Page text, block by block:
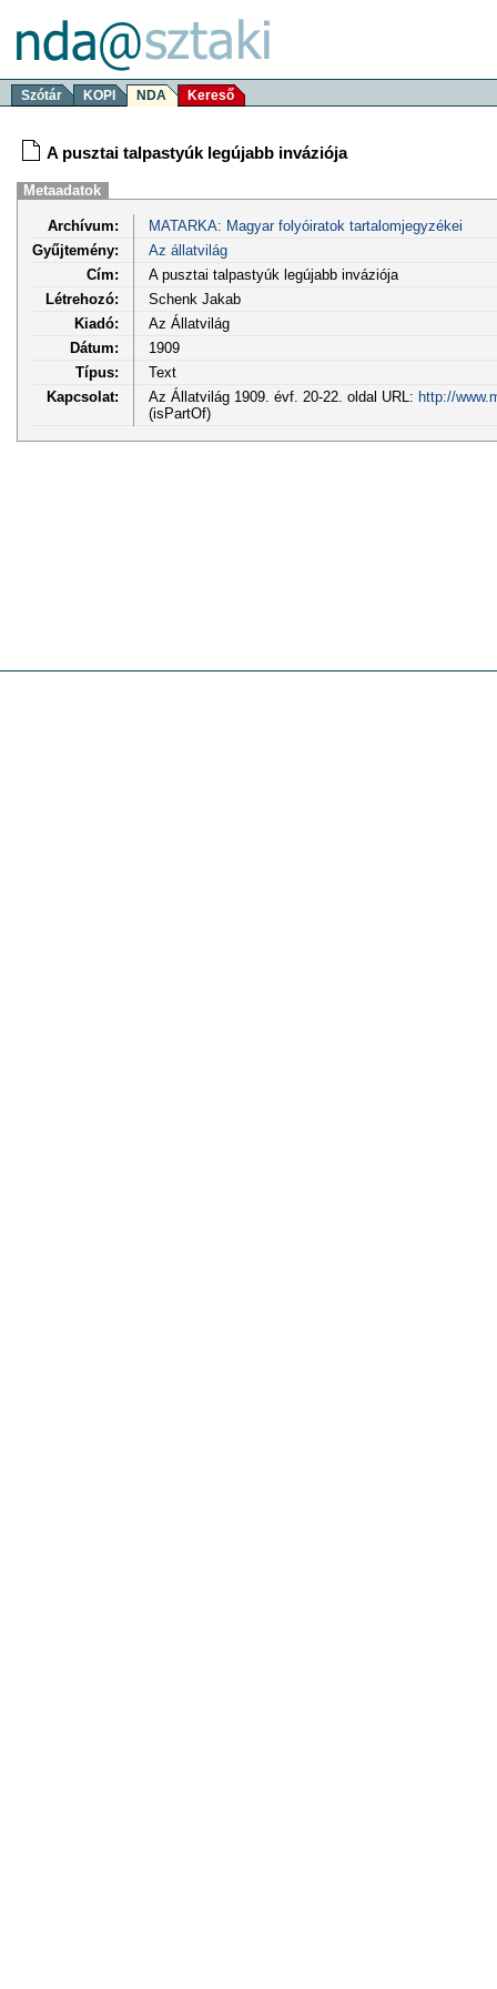
Szótár KOPI NDA Kereső
A pusztai talpastyúk legújabb inváziója
Metaadatok
Archívum:
MATARKA: Magyar folyóiratok tartalomjegyzékei
Gyűjtemény:
Az állatvilág
Cím:
A pusztai talpastyúk legújabb inváziója
Létrehozó:
Schenk Jakab
Kiadó:
Az Állatvilág
Dátum:
1909
Típus:
Text
Kapcsolat:
Az Állatvilág 1909. évf. 20-22. oldal URL: http://
(isPartOf)